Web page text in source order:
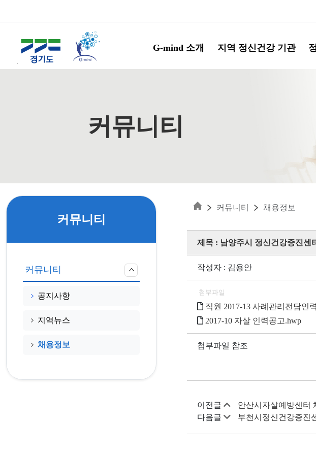
G-mind 소개 지역 정신건강 기관
커뮤니티
커뮤니티
커뮤니티
공지사항
지역뉴스
채용정보
커뮤니티 채용정보
제목 : 남양주시 정신건강증진센
작성자 : 김용안
첨부파일
직원 2017-13 사례관리전담인
2017-10 자살 인력공고.hwp
첨부파일 참조
이전글
안산시자살예방센터
다음글
부천시정신건강증진